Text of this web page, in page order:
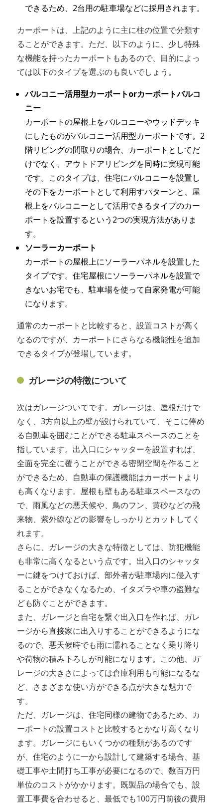
できるため、2台用の駐車場などに採用されます。
カーポートは、上記のように主に柱の位置で分類す
ることができます。ただ、以下のように、少し特殊
な機能を持ったカーポートもあるので、目的によっ
ては以下のタイプを選ぶのも良いでしょう。
バルコニー活用型カーポートorカーポートバルコ
ニー
カーポートの屋根上をバルコニーやウッドデッキ
にしたものがバルコニー活用型カーポートです。2
階リビングの間取りの場合、カーポートとしてだ
けでなく、アウトドアリビングを同時に実現可能
です。このタイプは、住宅にバルコニーを設置し
その下をカーポートとして利用すパターンと、屋
根上をバルコニーとして活用できるタイプのカー
ポートを設置するという2つの実現方法がありま
す。
ソーラーカーポート
カーポートの屋根上にソーラーパネルを設置した
タイプです。住宅屋根にソーラーパネルを設置で
きないお宅でも、駐車場を使って自家発電が可能
になります。
通常のカーポートと比較すると、設置コストが高く
なるのですが、カーポートにさらなる機能性を追加
できるタイプが登場しています。
ガレージの特徴について
次はガレージついてです。ガレージは、屋根だけで
なく、3方向以上の壁が設けられていて、そこに停め
る自動車を囲むことができる駐車スペースのことを
指しています。出入口にシャッターを設置すれば、
全面を完全に覆うことができる密閉空間を作ること
ができるため、自動車の保護機能はカーポートより
も高くなります。屋根も壁もある駐車スペースなの
で、雨風などの悪天候や、鳥のフン、黄砂などの飛
来物、紫外線などの影響をしっかりとカットしてく
れます。
さらに、ガレージの大きな特徴としては、防犯機能
も非常に高くなるという点です。出入口のシャッタ
ーに鍵をつけておけば、部外者が駐車場内に侵入す
ることができなくなるため、イタズラや車の盗難な
ども防ぐことができます。
また、ガレージと自宅を繋ぐ出入口を作れば、ガレ
ージから直接家に出入りすることができるようにな
るので、悪天候時でも雨に濡れることなく乗り降り
や荷物の積み下ろしが可能になります。この他、ガ
レージの大きさによっては倉庫利用も可能になるな
ど、さまざまな使い方ができる点が大きな魅力で
す。
ただ、ガレージは、住宅同様の建物であるため、カ
ーポートの設置コストと比較するとかなり高くなり
ます。ガレージにもいくつかの種類があるのです
が、住宅のように一から設計して建築する場合、基
礎工事や土間打ち工事が必要になるので、数百万円
単位のコストがかかります。既製品の場合でも、設
置工事費を合わせると、最低でも100万円前後の費用